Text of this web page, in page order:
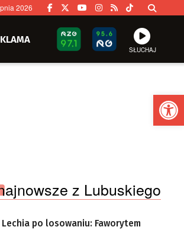
2026
SŁUCHAJ
z Lubuskiego
Lechia po losowaniu: Faworytem